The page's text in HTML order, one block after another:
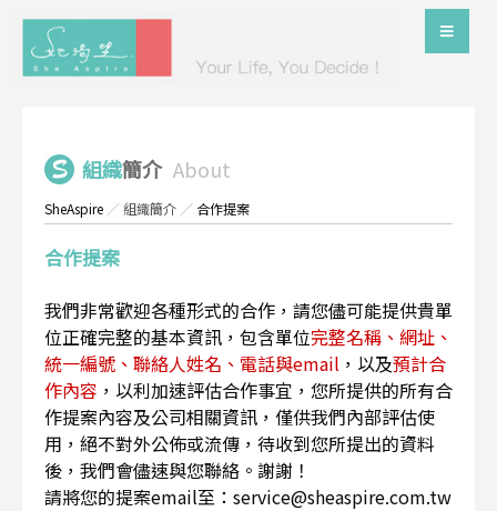
組織簡介 About
SheAspire ／組織簡介 ／ 合作提案
合作提案
我們非常歡迎各種形式的合作，請您儘可能提供貴單
位正確完整的基本資訊，包含單位完整名稱、網址、
統一編號、聯絡人姓名、電話與email ，以及預計合
作內容 ，以利加速評估合作事宜，您所提供的所有合
作提案內容及公司相關資訊，僅供我們內部評估使
用，絕不對外公佈或流傳，待收到您所提出的資料
後，我們會儘速與您聯絡。謝謝！
請將您的提案email至：service@sheaspire.com.tw